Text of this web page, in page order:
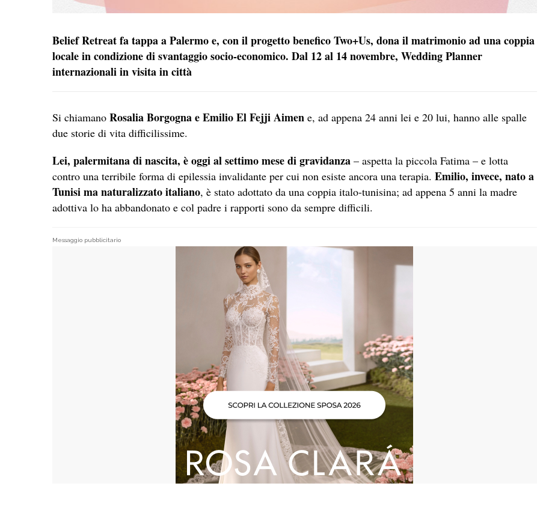
Belief Retreat fa tappa a Palermo e, con il progetto benefico Two+Us, dona il matrimonio ad una coppia
locale in condizione di svantaggio socio-economico. Dal 12 al 14 novembre, Wedding Planner
internazionali in visita in città
Si chiamano Rosalia Borgogna e Emilio El Fejji Aimen e, ad appena 24 anni lei e 20 lui, hanno alle spalle
due storie di vita difficilissime.
Lei, palermitana di nascita, è oggi al settimo mese di gravidanza – aspetta la piccola Fatima – e lotta
contro una terribile forma di epilessia invalidante per cui non esiste ancora una terapia. Emilio, invece, nato a
Tunisi ma naturalizzato italiano, è stato adottato da una coppia italo-tunisina; ad appena 5 anni la madre
adottiva lo ha abbandonato e col padre i rapporti sono da sempre difficili.
Messaggio pubblicitario